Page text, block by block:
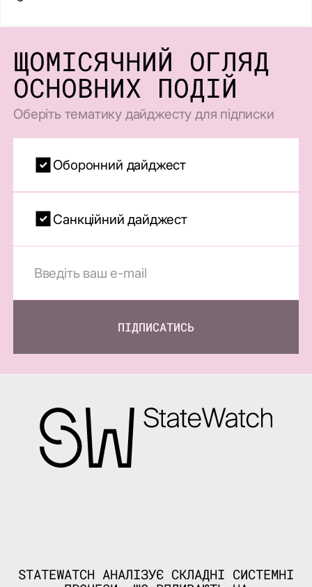
ЩОМІСЯЧНИЙ ОГЛЯД
ОСНОВНИХ ПОДІЙ
Оберіть тематику дайджесту для підписки
Оборонний дайджест
Санкційний дайджест
ПІДПИСАТИСЬ
STATEWATCH АНАЛІЗУЄ СКЛАДНІ СИСТЕМНІ